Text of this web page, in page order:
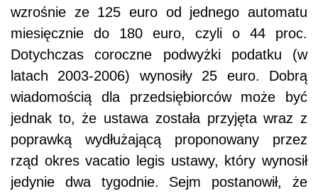
wzrośnie ze 125 euro od jednego automatu
miesięcznie do 180 euro, czyli o 44 proc.
Dotychczas coroczne podwyżki podatku (w
latach 2003-2006) wynosiły 25 euro. Dobrą
wiadomością dla przedsiębiorców może być
jednak to, że ustawa została przyjęta wraz z
poprawką wydłużającą proponowany przez
rząd okres vacatio legis ustawy, który wynosił
jedynie dwa tygodnie. Sejm postanowił, że